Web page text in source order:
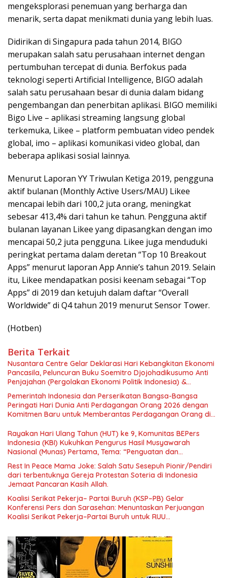
mengeksplorasi penemuan yang berharga dan
menarik, serta dapat menikmati dunia yang lebih luas.
Didirikan di Singapura pada tahun 2014, BIGO
merupakan salah satu perusahaan internet dengan
pertumbuhan tercepat di dunia. Berfokus pada
teknologi seperti Artificial Intelligence, BIGO adalah
salah satu perusahaan besar di dunia dalam bidang
pengembangan dan penerbitan aplikasi. BIGO memiliki
Bigo Live – aplikasi streaming langsung global
terkemuka, Likee – platform pembuatan video pendek
global, imo – aplikasi komunikasi video global, dan
beberapa aplikasi sosial lainnya.
Menurut Laporan YY Triwulan Ketiga 2019, pengguna
aktif bulanan (Monthly Active Users/MAU) Likee
mencapai lebih dari 100,2 juta orang, meningkat
sebesar 413,4% dari tahun ke tahun. Pengguna aktif
bulanan layanan Likee yang dipasangkan dengan imo
mencapai 50,2 juta pengguna. Likee juga menduduki
peringkat pertama dalam deretan “Top 10 Breakout
Apps” menurut laporan App Annie’s tahun 2019. Selain
itu, Likee mendapatkan posisi keenam sebagai “Top
Apps” di 2019 dan ketujuh dalam daftar “Overall
Worldwide” di Q4 tahun 2019 menurut Sensor Tower.
(Hotben)
Berita Terkait
Nusantara Centre Gelar Deklarasi Hari Kebangkitan Ekonomi
Pancasila, Peluncuran Buku Soemitro Djojohadikusumo Anti
Penjajahan (Pergolakan Ekonomi Politik Indonesia) &
Simposium Nasional “Urgensi Undang-Undang Perekonomian
Nasional dan Kesejahteraan Sosial dalam Menata Bangsa
Menuju Indonesia Emas 2045”,
Pemerintah Indonesia dan Perserikatan Bangsa-Bangsa
Peringati Hari Dunia Anti Perdagangan Orang 2026 dengan
Komitmen Baru untuk Memberantas Perdagangan Orang di
Rayakan Hari Ulang Tahun (HUT) ke 9, Komunitas BEPers
Indonesia (KBI) Kukuhkan Pengurus Hasil Musyawarah
Nasional (Munas) Pertama, Tema: “Penguatan dan
Pengembangan Organisasi KBI yang Berbasis Riset di seluruh
Indonesia dan Mancanegara”.
Rest In Peace Mama Joke: Salah Satu Sesepuh Pionir/Pendiri
dari terbentuknya Gereja Protestan Soteria di Indonesia
Jemaat Pancaran Kasih Allah.
Koalisi Serikat Pekerja– Partai Buruh (KSP–PB) Gelar
Konferensi Pers dan Sarasehan: Menuntaskan Perjuangan
Koalisi Serikat Pekerja–Partai Buruh untuk RUU